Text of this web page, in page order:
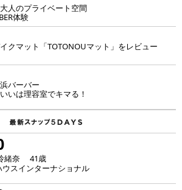
人のプライベート空間
体験
STANDARD BARBER HANARE新宿店」
クマット「TOTONOUマット」をレビュー
バーバー
いは理容室でキマる！
緒奈 41歳
ウスインターナショナル